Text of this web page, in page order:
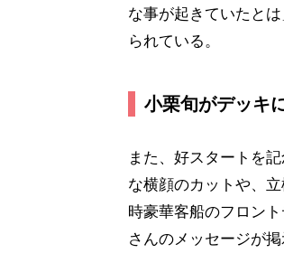
な事が起きていたと
られている。
小栗旬がデッキ
また、好スタートを
な横顔のカットや、
時豪華客船のフロン
さんのメッセージが